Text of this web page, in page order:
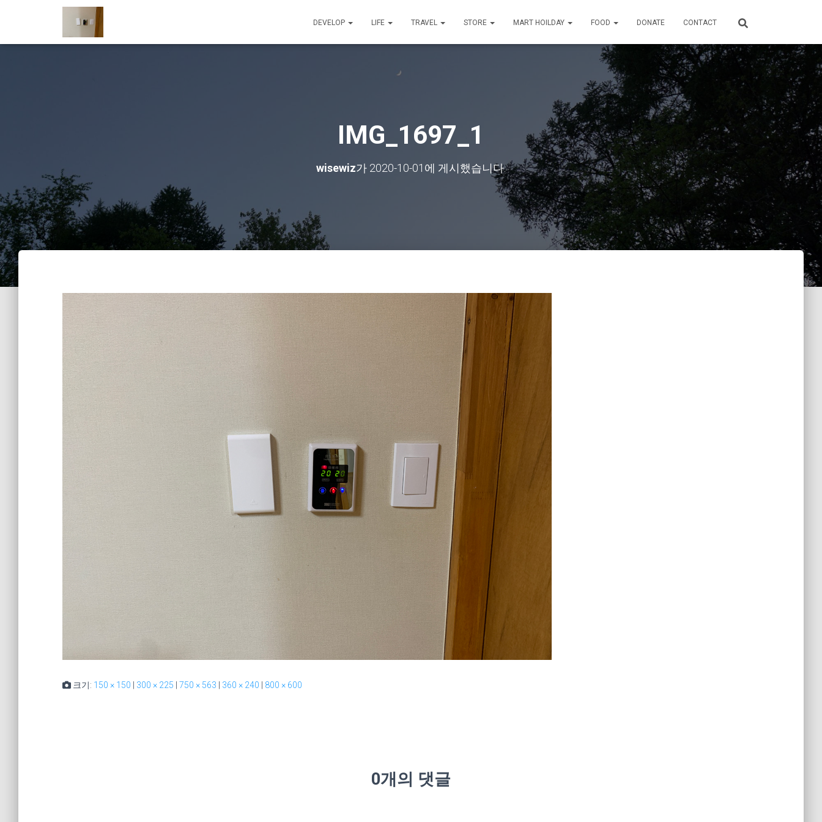
DEVELOP LIFE TRAVEL STORE MART HOILDAY FOOD DONATE CONTACT
IMG_1697_1
wisewiz가 2020-10-01 에 게시했습니다.
크기: 150 × 150 300 × 225 750 × 563 360 × 240 800 × 600
0개의 댓글